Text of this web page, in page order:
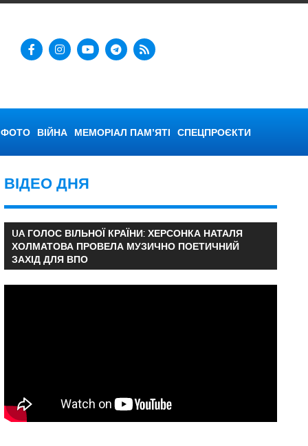
ФОТО ВІЙНА МЕМОРІАЛ ПАМ’ЯТІ СПЕЦПРОЄКТИ
ВІДЕО ДНЯ
UA ГОЛОС ВІЛЬНОЇ КРАЇНИ: ХЕРСОНКА НАТАЛЯ
ХОЛМАТОВА ПРОВЕЛА МУЗИЧНО ПОЕТИЧНИЙ
ЗАХІД ДЛЯ ВПО